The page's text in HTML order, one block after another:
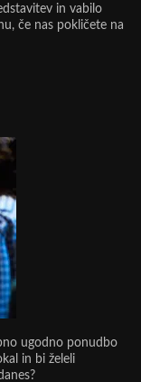
in vabilo
če nas pokličete na
ugodno ponudbo
in bi želeli